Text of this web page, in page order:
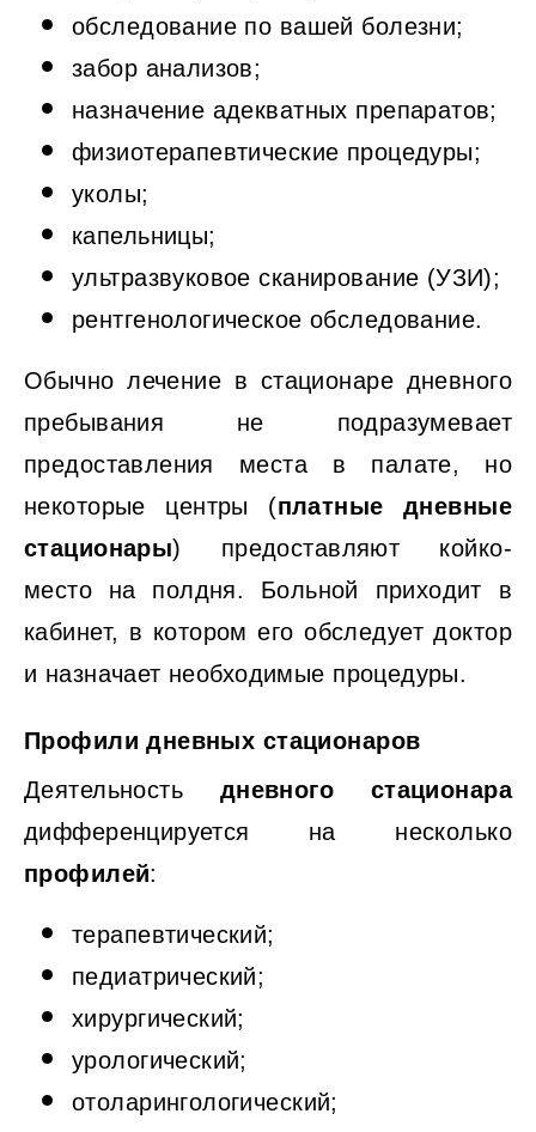
обследование по вашей болезни;
забор анализов;
назначение адекватных препаратов;
физиотерапевтические процедуры;
уколы;
капельницы;
ультразвуковое сканирование (УЗИ);
рентгенологическое обследование.
Обычно лечение в стационаре дневного
пребывания не подразумевает
предоставления места в палате, но
некоторые центры (платные дневные
стационары) предоставляют койко-
место на полдня. Больной приходит в
кабинет, в котором его обследует доктор
и назначает необходимые процедуры.
Профили дневных стационаров
Деятельность дневного стационара
дифференцируется на несколько
профилей:
терапевтический;
педиатрический;
хирургический;
урологический;
отоларингологический;